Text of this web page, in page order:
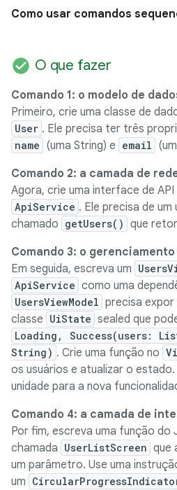
Como usar comandos
check_circle O que fazer
Comando 1: o modelo de
Primeiro, crie uma classe de
User . Ele precisa ter três
name (uma String) e email
Comando 2: a camada de
Agora, crie uma interface de
ApiService . Ele precisa de um
chamado getUsers() que
Comando 3: o
Em seguida, escreva um
ApiService como uma
UsersViewModel precisa expor
classe UiState sealed que
Loading, Success(users:
String) . Crie uma função no
os usuários e atualizar o
unidade para a nova
Comando 4: a camada de
Por fim, escreva uma função do
chamada UserListScreen que
um parâmetro. Use uma
um